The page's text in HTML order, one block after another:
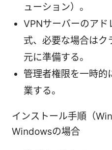
ューション）。
VPNサーバーのアド
式、必要な場合はク
元に準備する。
管理者権限を一時的
業する。
インストール手順（
Windowsの場合